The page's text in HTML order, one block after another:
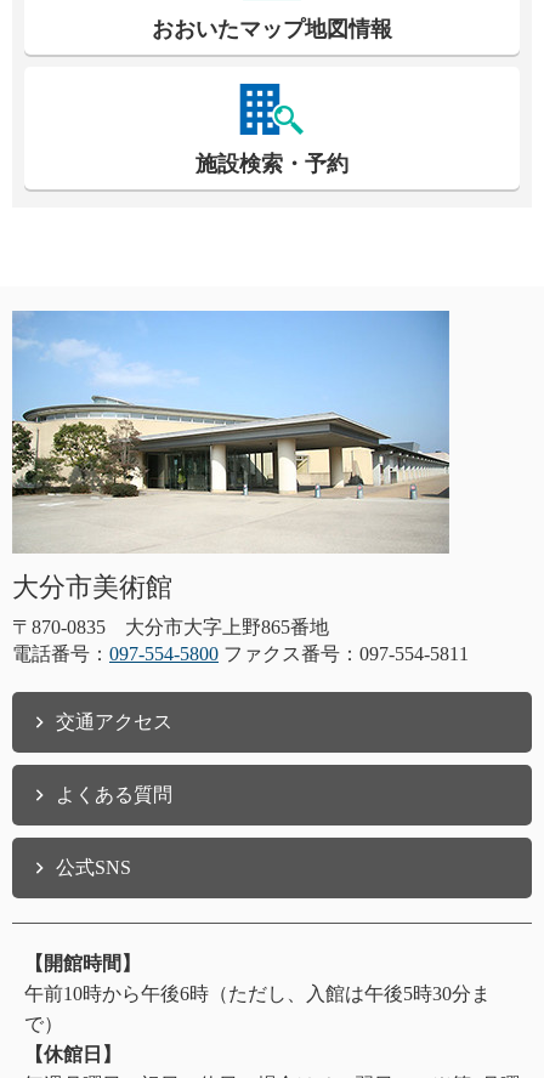
おおいたマップ地図情報
施設検索・予約
大分市美術館
〒870-0835 大分市大字上野865番地
電話番号： 097-554-5800 ファクス番号：097-554-5811
交通アクセス
よくある質問
公式SNS
【開館時間】
午前10時から午後6時（ただし、入館は午後5時30分ま
で）
【休館日】